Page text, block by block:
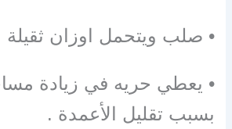
• صلب ويتحمل اوزان ثقيلة
• يعطي حريه في زيادة
بسبب تقليل الأعمدة .